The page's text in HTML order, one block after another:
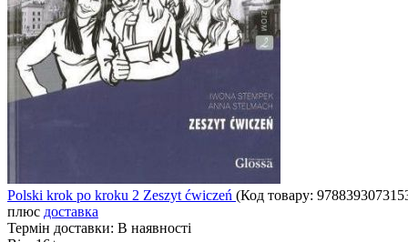
Polski krok po kroku 2 Zeszyt ćwiczeń (Код товару:
плюс доставка
Термін доставки: В наявності